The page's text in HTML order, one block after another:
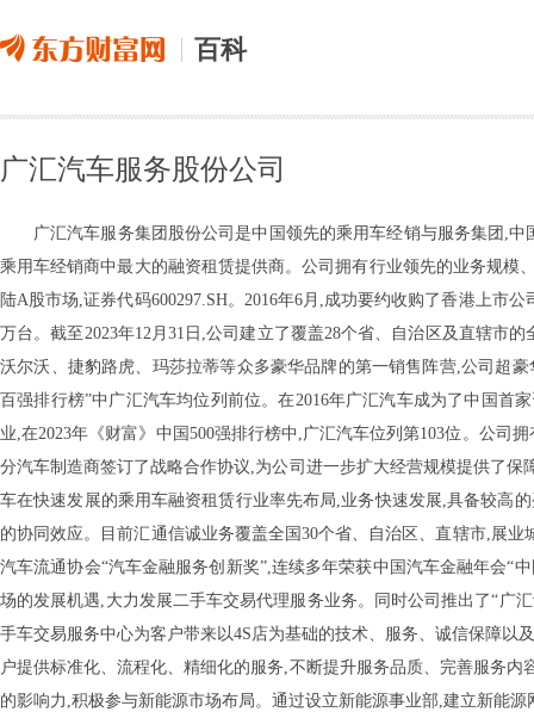
百科
广汇汽车服务股份公司
广汇汽车服务集团股份公司是中国领先的乘用车经销与服务集团,
乘用车经销商中最大的融资租赁提供商。公司拥有行业领先的业务规模
陆A股市场,证券代码600297.SH。2016年6月,成功要约收购了香港上市
万台。截至2023年12月31日,公司建立了覆盖28个省、自治区及直辖市
沃尔沃、捷豹路虎、玛莎拉蒂等众多豪华品牌的第一销售阵营,公司超
百强排行榜”中广汇汽车均位列前位。在2016年广汇汽车成为了中国
业,在2023年《财富》中国500强排行榜中,广汇汽车位列第103位。公司
分汽车制造商签订了战略合作协议,为公司进一步扩大经营规模提供了
车在快速发展的乘用车融资租赁行业率先布局,业务快速发展,具备较高
的协同效应。目前汇通信诚业务覆盖全国30个省、自治区、直辖市,展
汽车流通协会“汽车金融服务创新奖”,连续多年荣获中国汽车金融年会“
场的发展机遇,大力发展二手车交易代理服务业务。同时公司推出了“广
手车交易服务中心为客户带来以4S店为基础的技术、服务、诚信保障
户提供标准化、流程化、精细化的服务,不断提升服务品质、完善服务
的影响力,积极参与新能源市场布局。通过设立新能源事业部,建立新能